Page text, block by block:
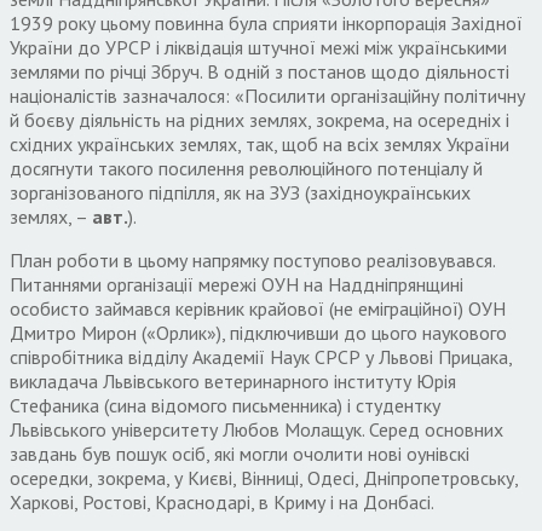
1939 року цьому повинна була сприяти інкорпорація Західної
України до УРСР і ліквідація штучної межі між українськими
землями по річці Збруч. В одній з постанов щодо діяльності
націоналістів зазначалося: «Посилити організаційну політичну
й боєву діяльність на рідних землях, зокрема, на осередніх і
східних українських землях, так, щоб на всіх землях України
досягнути такого посилення революційного потенціалу й
зорганізованого підпілля, як на ЗУЗ (західноукраїнських
землях, – авт.).
План роботи в цьому напрямку поступово реалізовувався.
Питаннями організації мережі ОУН на Наддніпрянщині
особисто займався керівник крайової (не еміграційної) ОУН
Дмитро Мирон («Орлик»), підключивши до цього наукового
співробітника відділу Академії Наук СРСР у Львові Прицака,
викладача Львівського ветеринарного інституту Юрія
Стефаника (сина відомого письменника) і студентку
Львівського університету Любов Молащук. Серед основних
завдань був пошук осіб, які могли очолити нові оунівскі
осередки, зокрема, у Києві, Вінниці, Одесі, Дніпропетровську,
Харкові, Ростові, Краснодарі, в Криму і на Донбасі.